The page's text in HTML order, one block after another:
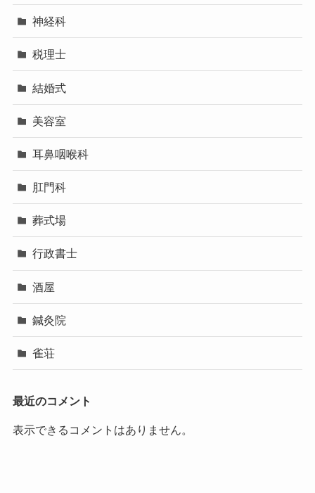
神経科
税理士
結婚式
美容室
耳鼻咽喉科
肛門科
葬式場
行政書士
酒屋
鍼灸院
雀荘
最近のコメント
表示できるコメントはありません。